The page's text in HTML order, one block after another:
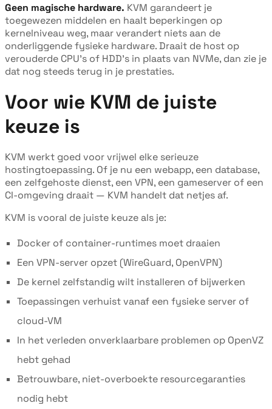
Geen magische hardware. KVM garandeert je
toegewezen middelen en haalt beperkingen op
kernelniveau weg, maar verandert niets aan de
onderliggende fysieke hardware. Draait de host op
verouderde CPU's of HDD's in plaats van NVMe, dan zie je
dat nog steeds terug in je prestaties.
Voor wie KVM de juiste
keuze is
KVM werkt goed voor vrijwel elke serieuze
hostingtoepassing. Of je nu een webapp, een database,
een zelfgehoste dienst, een VPN, een gameserver of een
CI-omgeving draait — KVM handelt dat netjes af.
KVM is vooral de juiste keuze als je:
Docker of container-runtimes moet draaien
Een VPN-server opzet (WireGuard, OpenVPN)
De kernel zelfstandig wilt installeren of bijwerken
Toepassingen verhuist vanaf een fysieke server of
cloud-VM
In het verleden onverklaarbare problemen op OpenVZ
hebt gehad
Betrouwbare, niet-overboekte resourcegaranties
nodig hebt